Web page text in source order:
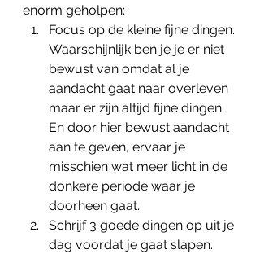
enorm geholpen:
Focus op de kleine fijne dingen.
Waarschijnlijk ben je je er niet
bewust van omdat al je
aandacht gaat naar overleven
maar er zijn altijd fijne dingen.
En door hier bewust aandacht
aan te geven, ervaar je
misschien wat meer licht in de
donkere periode waar je
doorheen gaat.
Schrijf 3 goede dingen op uit je
dag voordat je gaat slapen.